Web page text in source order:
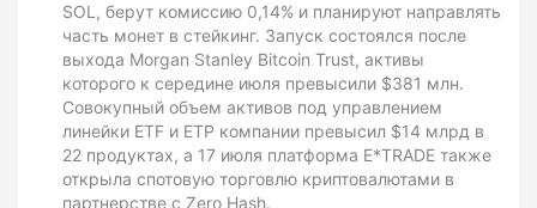
SOL, берут комиссию 0,14% и планируют направлять
часть монет в стейкинг. Запуск состоялся после
выхода Morgan Stanley Bitcoin Trust, активы
которого к середине июля превысили $381 млн.
Совокупный объем активов под управлением
линейки ETF и ETP компании превысил $14 млрд в
22 продуктах, а 17 июля платформа E*TRADE также
открыла спотовую торговлю криптовалютами в
партнерстве с Zero Hash.